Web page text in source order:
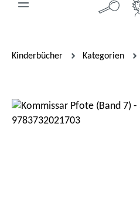
Kinderbücher Kategorien
Bildergalerie überspringen